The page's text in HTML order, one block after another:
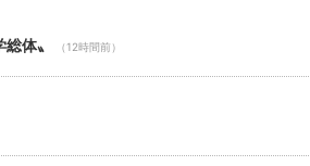
体〟 （12時間前）